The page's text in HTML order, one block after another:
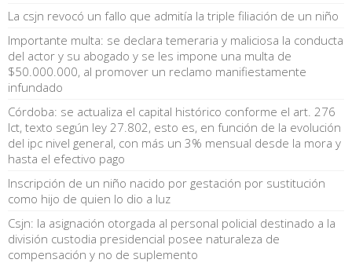
La csjn revocó un fallo que admitía la triple filiación de un niño
Importante multa: se declara temeraria y maliciosa la conducta
del actor y su abogado y se les impone una multa de
$50.000.000, al promover un reclamo manifiestamente
infundado
Córdoba: se actualiza el capital histórico conforme el art. 276
lct, texto según ley 27.802, esto es, en función de la evolución
del ipc nivel general, con más un 3% mensual desde la mora y
hasta el efectivo pago
Inscripción de un niño nacido por gestación por sustitución
como hijo de quien lo dio a luz
Csjn: la asignación otorgada al personal policial destinado a la
división custodia presidencial posee naturaleza de
compensación y no de suplemento